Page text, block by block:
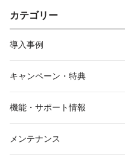
カテゴリー
導入事例
キャンペーン・特典
機能・サポート情報
メンテナンス